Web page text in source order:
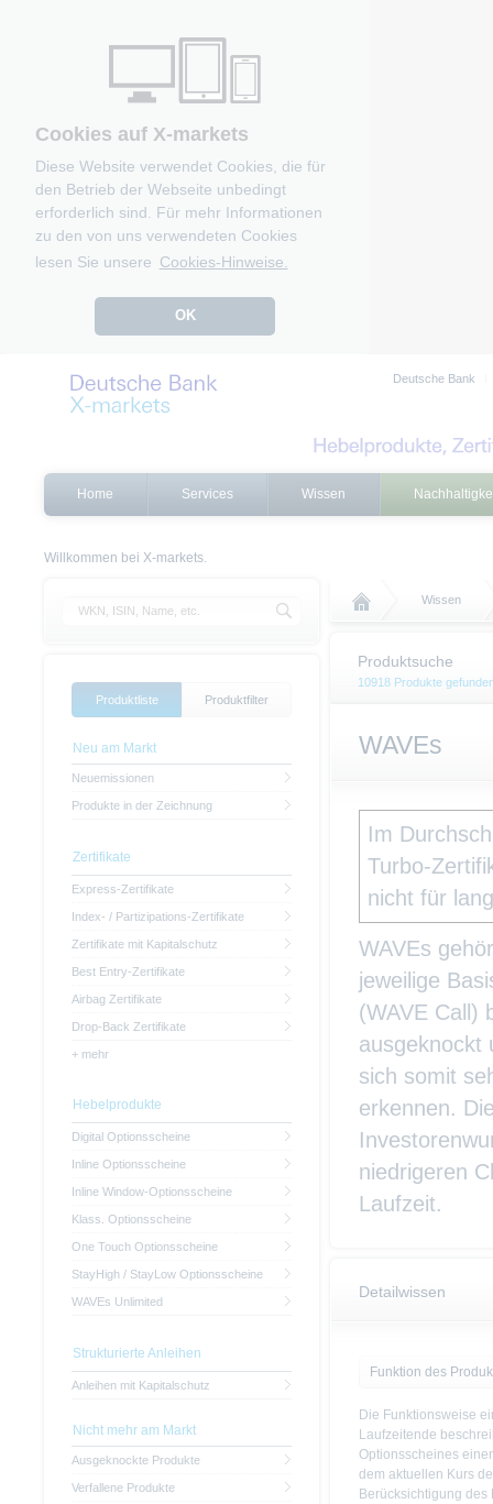
Cookies auf X-markets
Diese Website verwendet Cookies, die für
den Betrieb der Webseite unbedingt
erforderlich sind. Für mehr Informationen
zu den von uns verwendeten Cookies
lesen Sie unsere Cookies-Hinweise.
OK
Deutsche Bank
Home Services Wissen
Willkommen bei X-markets.
Wissen
Produktsuche
10918 Produkte
WAVEs
Im
Turbo-
nicht für
WAVEs
jeweilige
(WAVE Call)
ausgeknockt
sich somit
erkennen.
niedrigeren
Laufzeit.
Detailwissen
Funktion des
Die Funktionsweise
Laufzeitende
Optionsscheines
dem aktuellen Kurs
Berücksichtigung des
Produktliste Produktfilter
Neu am Markt
Neuemissionen
Produkte in der Zeichnung
Zertifikate
Express-Zertifikate
Index- / Partizipations-Zertifikate
Zertifikate mit Kapitalschutz
Best Entry-Zertifikate
Airbag Zertifikate
Drop-Back Zertifikate
+ mehr
Hebelprodukte
Digital Optionsscheine
Inline Optionsscheine
Inline Window-Optionsscheine
Klass. Optionsscheine
One Touch Optionsscheine
StayHigh / StayLow Optionsscheine
WAVEs Unlimited
Strukturierte Anleihen
Anleihen mit Kapitalschutz
Nicht mehr am Markt
Ausgeknockte Produkte
Verfallene Produkte